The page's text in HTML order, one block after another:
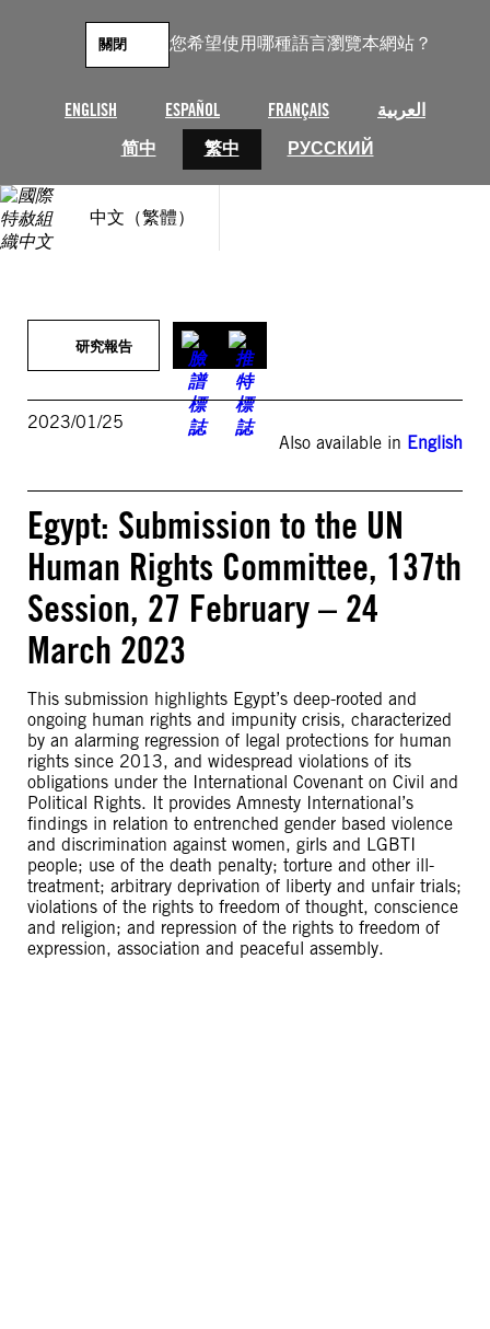
您希望使用哪種語言瀏覽本網站？
ENGLISH ESPAÑOL FRANÇAIS
العربية
简中
繁中 РУССКИЙ
關閉
中文（繁體）
研究報告
2023/01/25
Also available in English
Egypt: Submission to the UN
Human Rights Committee, 137th
Session, 27 February – 24
March 2023
This submission highlights Egypt’s deep-rooted and
ongoing human rights and impunity crisis, characterized
by an alarming regression of legal protections for human
rights since 2013, and widespread violations of its
obligations under the International Covenant on Civil and
Political Rights. It provides Amnesty International’s
findings in relation to entrenched gender based violence
and discrimination against women, girls and LGBTI
people; use of the death penalty; torture and other ill-
treatment; arbitrary deprivation of liberty and unfair trials;
violations of the rights to freedom of thought, conscience
and religion; and repression of the rights to freedom of
expression, association and peaceful assembly.